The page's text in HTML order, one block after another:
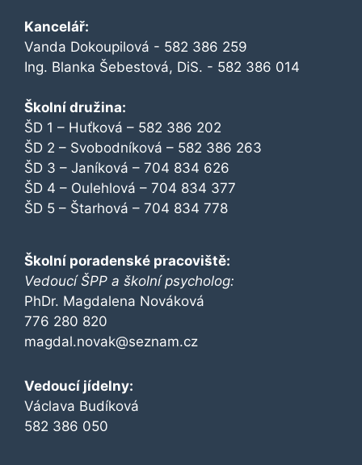
Kancelář:
Vanda Dokoupilová - 582 386 259
Ing. Blanka Šebestová, DiS. - 582 386 014
Školní družina:
ŠD 1 – Huťková – 582 386 202
ŠD 2 – Svobodníková – 582 386 263
ŠD 3 – Janíková – 704 834 626
ŠD 4 – Oulehlová – 704 834 377
ŠD 5 – Štarhová – 704 834 778
Školní poradenské pracoviště:
Vedoucí ŠPP a školní psycholog:
PhDr. Magdalena Nováková
776 280 820
magdal.novak@seznam.cz
Vedoucí jídelny:
Václava Budíková
582 386 050